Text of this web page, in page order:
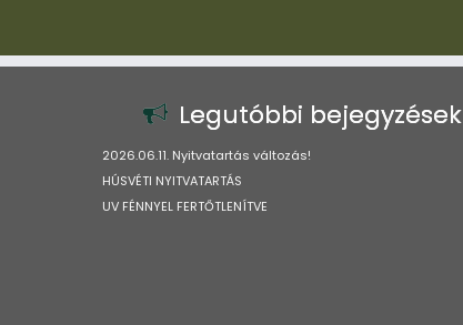
Legutóbbi bejegyzések
2026.06.11. Nyitvatartás változás!
HÚSVÉTI NYITVATARTÁS
UV FÉNNYEL FERTŐTLENÍTVE